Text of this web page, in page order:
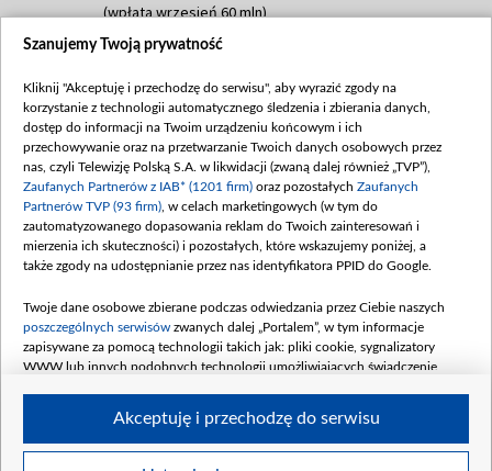
(wpłata wrzesień 60 mln)
Dofinansowanie 635 783 051,21 PLN
(wpłata wrzesień 100 mln, październik 350
mln, listopad 265 mln)
Dofinansowanie 48 862 000,00 PLN
Data podpisania umowy: GRUDZIEŃ 2025
(wpłata grudzień 60,548 mln)
Dofinansowanie 900 000 000,00 PLN
Data podpisania umowy: LUTY 2026 (wpłata
kwiecień 180 mln, 7 maja 180 mln, 8
czerwca 90 mln)
Dofinansowanie 250 000 000,00 PLN
4 sierpnia 250 mln
Szanujemy Twoją prywatność
Kliknij "Akceptuję i przechodzę do serwisu", aby wyrazić zgody na
korzystanie z technologii automatycznego śledzenia i zbierania danych,
dostęp do informacji na Twoim urządzeniu końcowym i ich
przechowywanie oraz na przetwarzanie Twoich danych osobowych przez
nas, czyli Telewizję Polską S.A. w likwidacji (zwaną dalej również „TVP”),
Zaufanych Partnerów z IAB* (1201 firm) oraz pozostałych Zaufanych
Partnerów TVP (93 firm) , w celach marketingowych (w tym do
zautomatyzowanego dopasowania reklam do Twoich zainteresowań i
mierzenia ich skuteczności) i pozostałych, które wskazujemy poniżej, a
także zgody na udostępnianie przez nas identyfikatora PPID do Google.
Twoje dane osobowe zbierane podczas odwiedzania przez Ciebie naszych
poszczególnych serwisów zwanych dalej „Portalem”, w tym informacje
zapisywane za pomocą technologii takich jak: pliki cookie, sygnalizatory
WWW lub innych podobnych technologii umożliwiających świadczenie
Twoje dane osobowe zbierane podczas odwiedzania przez Ciebie
Akceptuję i przechodzę do serwisu